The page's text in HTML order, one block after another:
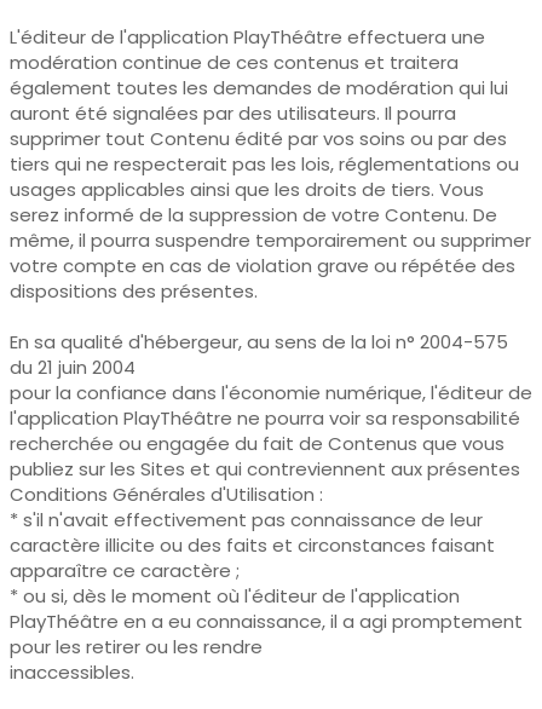
L'éditeur de l'application PlayThéâtre effectuera une
modération continue de ces contenus et traitera
également toutes les demandes de modération qui lui
auront été signalées par des utilisateurs. Il pourra
supprimer tout Contenu édité par vos soins ou par des
tiers qui ne respecterait pas les lois, réglementations ou
usages applicables ainsi que les droits de tiers. Vous
serez informé de la suppression de votre Contenu. De
même, il pourra suspendre temporairement ou supprimer
votre compte en cas de violation grave ou répétée des
dispositions des présentes.
En sa qualité d'hébergeur, au sens de la loi n° 2004-575
du 21 juin 2004
pour la confiance dans l'économie numérique, l'éditeur de
l'application PlayThéâtre ne pourra voir sa responsabilité
recherchée ou engagée du fait de Contenus que vous
publiez sur les Sites et qui contreviennent aux présentes
Conditions Générales d'Utilisation :
* s'il n'avait effectivement pas connaissance de leur
caractère illicite ou des faits et circonstances faisant
apparaître ce caractère ;
* ou si, dès le moment où l'éditeur de l'application
PlayThéâtre en a eu connaissance, il a agi promptement
pour les retirer ou les rendre
inaccessibles.